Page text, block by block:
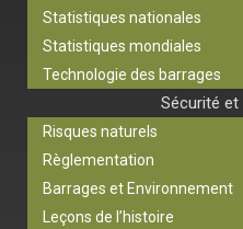
Statistiques nationales
Statistiques mondiales
Technologie des barrages
Sécurité et
Risques naturels
Règlementation
Barrages et Environnement
Leçons de l’histoire